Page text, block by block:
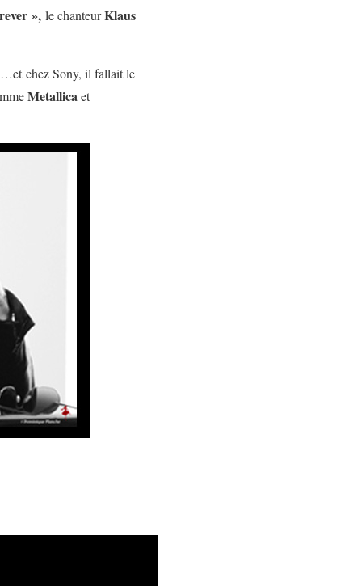
», le chanteurKlaus
chez Sony, il fallait le
Metallicaet